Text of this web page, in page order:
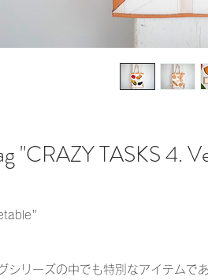
"CRAZY TASKS 4.
シリーズの中でも特別なアイテムで